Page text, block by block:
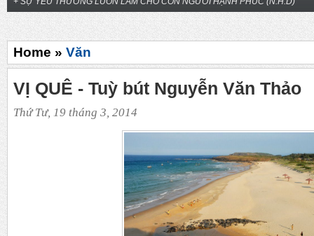
Home » Văn
VỊ QUÊ - Tuỳ bút Nguyễn Văn Thảo
Thứ Tư, 19 tháng 3, 2014